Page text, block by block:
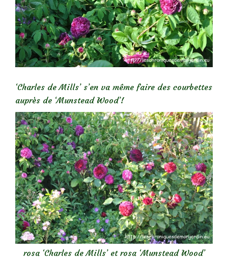
‘Charles de Mills’ s’en va même faire des courbettes
auprès de ‘Munstead Wood’!
rosa ‘Charles de Mills’ et rosa ‘Munstead Wood’